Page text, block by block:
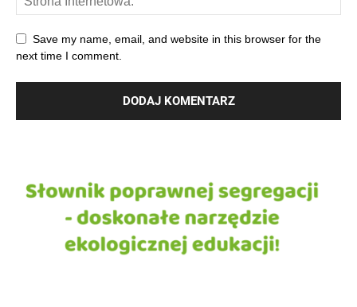
Save my name, email, and website in this browser for the
next time I comment.